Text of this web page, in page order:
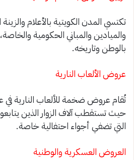
تكتسي المدن الكويتية بالأعلام
والميادين والمباني الحكومية
بالوطن وتاريخه.
عروض الألعاب النارية
تُقام عروض ضخمة للألعاب النارية في
حيث تستقطب آلاف الزوار الذين
التي تضفي أجواء احتفالية خاصة.
العروض العسكرية والوطنية